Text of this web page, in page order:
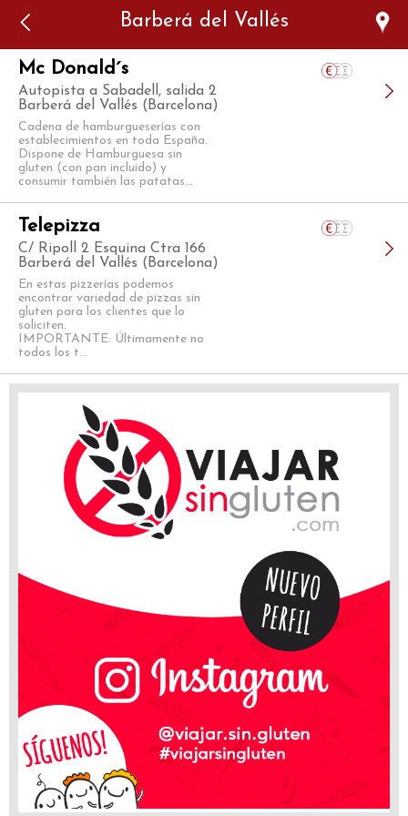
Barberá del Vallés
Mc Donald´s
Autopista a Sabadell, salida 2
Barberá del Vallés (Barcelona)
Cadena de hamburgueserías con
establecimientos en toda España.
Dispone de Hamburguesa sin
gluten (con pan incluido) y
consumir también las patatas...
Telepizza
C/ Ripoll 2 Esquina Ctra 166
Barberá del Vallés (Barcelona)
En estas pizzerías podemos
encontrar variedad de pizzas sin
gluten para los clientes que lo
soliciten.
IMPORTANTE: Últimamente no
todos los t...
Error: The domain WWW.VIAJARSINGLUTEN.COM is not
authorized to show the cookie declaration for domain group
ID 546ddaab-b478-4440-aa8a-3b0205284212. Please add it to
the domain group in the Cookiebot Manager to authorize
the domain.